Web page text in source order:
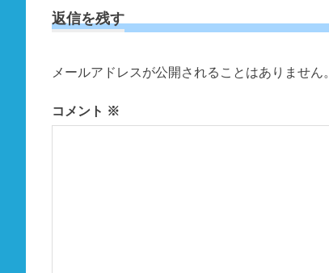
ビ
ゲ
シ
ン
返信を残す
メールアドレスが公開されることはありません。
コメント ※